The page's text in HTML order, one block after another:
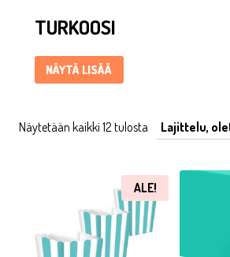
Turkoosi ... Content continues.
TURKOOSI
NÄYTÄ LISÄÄ
Näytetään kaikki 12 tulosta
ALE!